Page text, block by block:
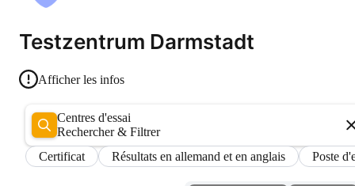
Testzentrum Darmstadt
Afficher les infos
Centres d'essai
Rechercher & Filtrer
Certificat
Résultats en allemand et en anglais Poste